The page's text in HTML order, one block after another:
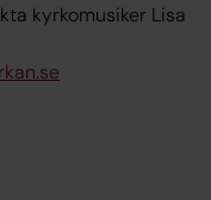
kyrkomusiker Lisa